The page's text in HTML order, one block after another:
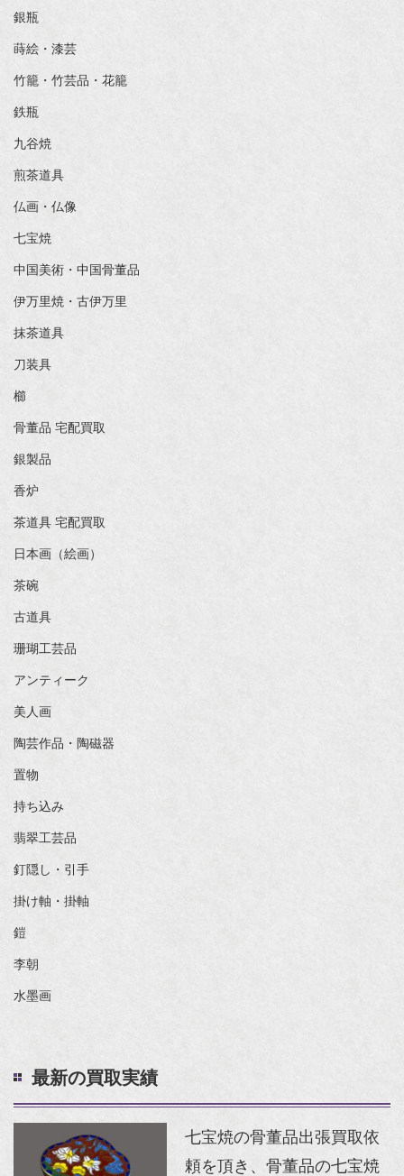
銀瓶
蒔絵・漆芸
竹籠・竹芸品・花籠
鉄瓶
九谷焼
煎茶道具
仏画・仏像
七宝焼
中国美術・中国骨董品
伊万里焼・古伊万里
抹茶道具
刀装具
櫛
骨董品 宅配買取
銀製品
香炉
茶道具 宅配買取
日本画（絵画）
茶碗
古道具
珊瑚工芸品
アンティーク
美人画
陶芸作品・陶磁器
置物
持ち込み
翡翠工芸品
釘隠し・引手
掛け軸・掛軸
鎧
李朝
水墨画
最新の買取実績
七宝焼の骨董品出張買取依
頼を頂き、骨董品の七宝焼